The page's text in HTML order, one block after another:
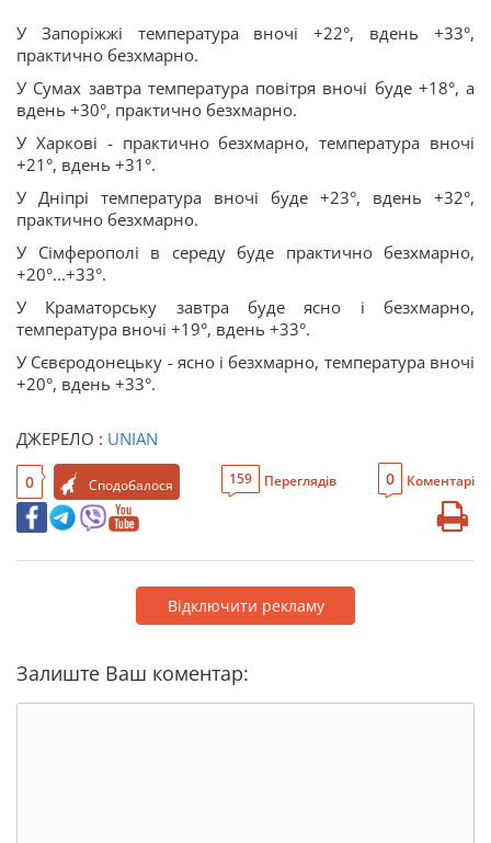
У Запоріжжі температура вночі +22°, вдень +33°,
практично безхмарно.
У Сумах завтра температура повітря вночі буде +18°, а
вдень +30°, практично безхмарно.
У Харкові - практично безхмарно, температура вночі
+21°, вдень +31°.
У Дніпрі температура вночі буде +23°, вдень +32°,
практично безхмарно.
У Сімферополі в середу буде практично безхмарно,
+20°...+33°.
У Краматорську завтра буде ясно і безхмарно,
температура вночі +19°, вдень +33°.
У Сєвєродонецьку - ясно і безхмарно, температура вночі
+20°, вдень +33°.
ДЖЕРЕЛО : UNIAN
0 Сподобалося 159 Переглядів 0 Коментарі
Відключити рекламу
Залиште Ваш коментар: